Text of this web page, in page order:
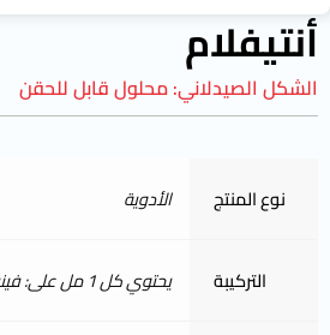
أنتيفلام
الشكل الصيدلاني:محلول قابل للحقن
نوع المنتج الأدوية
التركيبة يحتوي كل 1 مل على: فينيل بيوتازون 200 مجم